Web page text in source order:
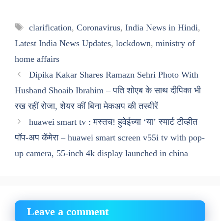
Tags
clarification, Coronavirus, India News in Hindi,
Latest India News Updates, lockdown, ministry of
home affairs
Dipika Kakar Shares Ramazn Sehri Photo With
Husband Shoaib Ibrahim – पति शोएब के साथ दीपिका भी
रख रहीं रोजा, शेयर कीं बिना मेकअप की तस्वीरें
huawei smart tv : मस्तच! हुवेईच्या ‘या’ स्मार्ट टीव्हीत
पॉप-अप कॅमेरा – huawei smart screen v55i tv with pop-
up camera, 55-inch 4k display launched in china
Leave a comment